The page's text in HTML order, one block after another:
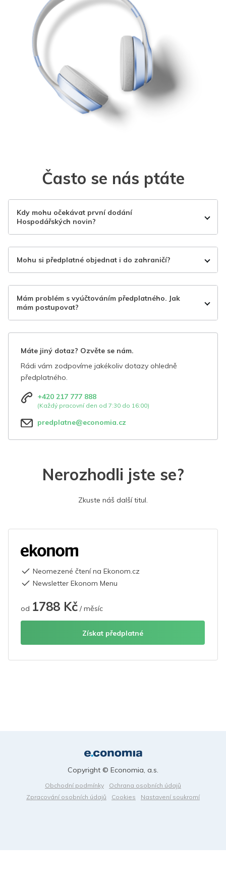
Často se nás ptáte
Kdy mohu očekávat první dodání
Hospodářských novin?
Mohu si předplatné objednat i do zahraničí?
Mám problém s vyúčtováním předplatného. Jak
mám postupovat?
Máte jiný dotaz? Ozvěte se nám.
Rádi vám zodpovíme jakékoliv dotazy ohledně
předplatného.
+420 217 777 888
(Každý pracovní den od 7:30 do 16:00)
predplatne@economia.cz
Nerozhodli jste se?
Zkuste náš další titul.
Neomezené čtení na Ekonom.cz
Newsletter Ekonom Menu
od 1788 Kč / měsíc
Získat předplatné
Obchodní podmínky
Ochrana osobních údajů
Zpracování osobních údajů
Cookies Nastavení soukromí
Copyright © Economia, a.s.